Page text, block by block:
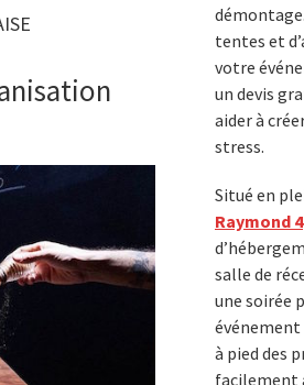
tentes et
votre
un devis
aider à
stress.
Situé en
Raymond 4
salle de
une soirée
événement
à pied des
facilement